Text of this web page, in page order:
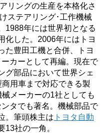
リングの生産を本格化さ
ステアリング･工作機械
1988年には世界初となる
化した。2006年にはトヨ
た豊田工機と合併、トヨ
カーとして再編。現在で
グ部品において世界シェ
用車まで対応できる製
メーカーの1社としても
タでも著名。機械部品で
。筆頭株主は トヨタ自動
13社の一角。